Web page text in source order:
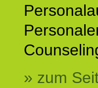
» zum